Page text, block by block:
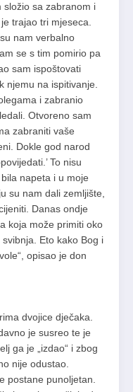
složio sa zabranom i
trajao tri mjeseca.
nam verbalno
se s tim pomirio pa
sam ispoštovati
njemu na ispitivanje.
i zabranio
Otvoreno sam
zabraniti vaše
Dokle god narod
To nisu
napeta i u moje
su nam dali zemljište,
Danas ondje
koja može primiti oko
Eto kako Bog i
opisao je don
dvojice dječaka.
je susreo te je
ga je „izdao“ i zbog
nije odustao.
postane punoljetan.